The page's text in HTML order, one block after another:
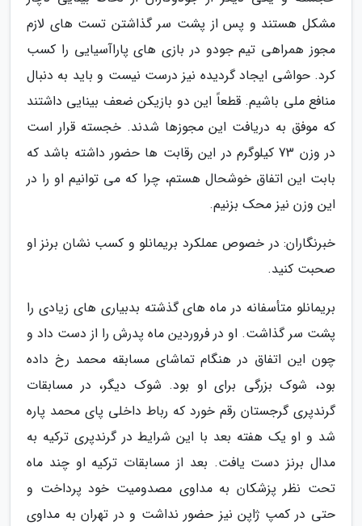
مشکل هستند و پس از پشت سر گذاشتن تست های لازم
مجوز همراهی تیم جودو در بازی های پاراآسیایی را کسب
کرد. حواشی ایجاد گردیده نیز درست نیست و باید به دنبال
منافع ملی باشیم. قطعاً این دو بازیکن ضعف بینایی داشتند
که موفق به دریافت این مجوزها شدند. خجسته قرار است
در وزن 73 کیلوگرم در این رقابت ها حضور داشته باشد که
بابت این اتفاق خوشحال هستم، چرا که می توانیم او را در
این وزن نیز محک بزنیم.
خبرنگاران: در خصوص عملکرد بریمانلو و کسب نشان برنز او
صحبت کنید.
بریمانلو متأسفانه در ماه های گذشته بدبیاری های زیادی را
پشت سر گذاشت. او در فروردین ماه پدرش را از دست داد و
چون این اتفاق در هنگام تماشای مسابقه محمد رخ داده
بود، شوک بزرگی برای او بود. شوک دیگر، در مسابقات
گرندپری گرجستان رقم خورد که رباط داخلی پای محمد پاره
شد و او یک هفته بعد با این شرایط در گرندپری ترکیه به
مدال برنز دست یافت. بعد از مسابقات ترکیه او چند ماه
تحت نظر پزشکان به مداوی مصدومیت خود پرداخت و
حتی در کمپ ژاپن نیز حضور نداشت و در تهران به مداوی